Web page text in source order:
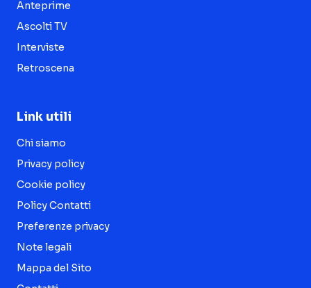
Anteprime
Ascolti TV
Interviste
Retroscena
Link utili
Chi siamo
Privacy policy
Cookie policy
Policy Contatti
Preferenze privacy
Note legali
Mappa del Sito